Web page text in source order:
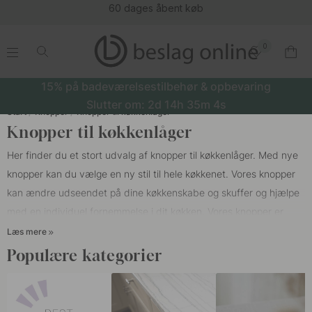
.
0
.
15% på badeværelsestilbehør & opbevaring
Slutter om: 2d 14h 35m 3s
Start Knopper Knopper til køkkenlåger
Knopper til køkkenlåger
Her finder du et stort udvalg af knopper til køkkenlåger. Med nye
knopper kan du vælge en ny stil til hele køkkenet. Vores knopper
kan ændre udseendet på dine køkkenskabe og skuffer og hjælpe
velegnede til alle forskellige typer køkkener, såsom HTH-køkkener,
Epoq-køkkener, Marbodal, Ballingslöv eller IKEA.
I et køkken er det meget moderne i dag at blande køkkenknopper
medkøkkengreb
. Noget, der er meget almindeligt at kombinere,
Læs mere
Populære kategorier